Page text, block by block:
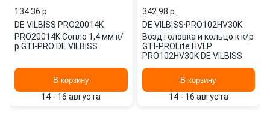
134.36 p.
DE VILBISS·PRO20014K
PRO20014K Сопло 1,4 мм к/
р GTI-PRO DE VILBISS
В корзину
14 - 16 августа
342.98 p.
DE VILBISS·PRO102HV30K
Возд.головка и кольцо к к/р
GTI-PROLite HVLP
PRO102HV30K DE VILBISS
В корзину
14 - 16 августа